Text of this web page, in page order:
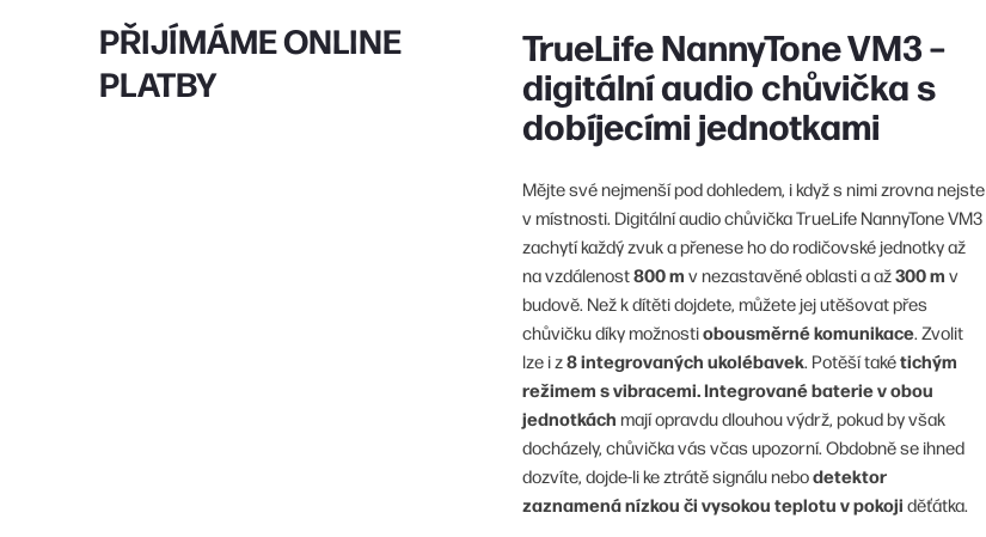
PŘIJÍMÁME ONLINE
PLATBY
TrueLife NannyTone VM3 –
digitální audio chůvička s
dobíjecími jednotkami
Mějte své nejmenší pod dohledem, i když s nimi zrovna nejste
v místnosti. Digitální audio chůvička TrueLife NannyTone VM3
zachytí každý zvuk a přenese ho do rodičovské jednotky až
na vzdálenost800 m v nezastavěné oblasti a až300 m v
budově. Než k dítěti dojdete, můžete jej utěšovat přes
chůvičku díky možnostiobousměrné komunikace. Zvolit
lze i z8 integrovaných ukolébavek. Potěší takétichým
režimem s vibracemi. Integrované baterie v obou
jednotkách mají opravdu dlouhou výdrž, pokud by však
docházely, chůvička vás včas upozorní. Obdobně se ihned
dozvíte, dojde-li ke ztrátě signálu nebodetektor
zaznamená nízkou či vysokou teplotu v pokoji děťátka.